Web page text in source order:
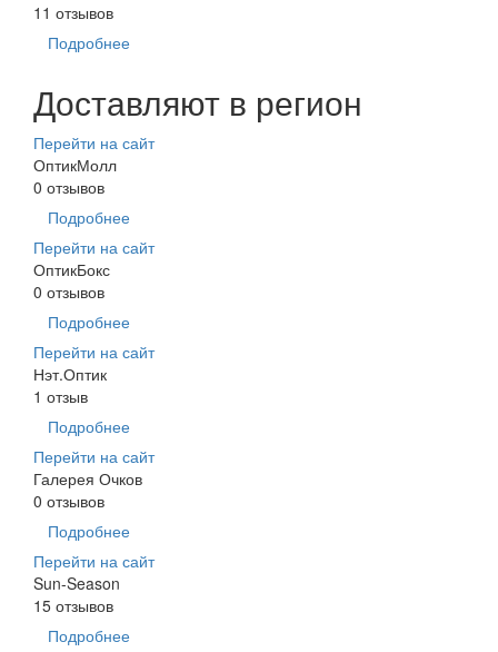
11 отзывов
Подробнее
Доставляют в регион
Перейти на сайт
ОптикМолл
0 отзывов
Подробнее
Перейти на сайт
ОптикБокс
0 отзывов
Подробнее
Перейти на сайт
Нэт.Оптик
1 отзыв
Подробнее
Перейти на сайт
Галерея Очков
0 отзывов
Подробнее
Перейти на сайт
Sun-Season
15 отзывов
Подробнее